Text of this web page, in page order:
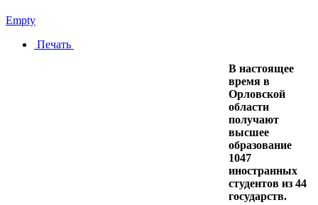
Empty
Печать
В настоящее
время в
Орловской
области
получают
высшее
образование
1047
иностранных
студентов из 44
государств.